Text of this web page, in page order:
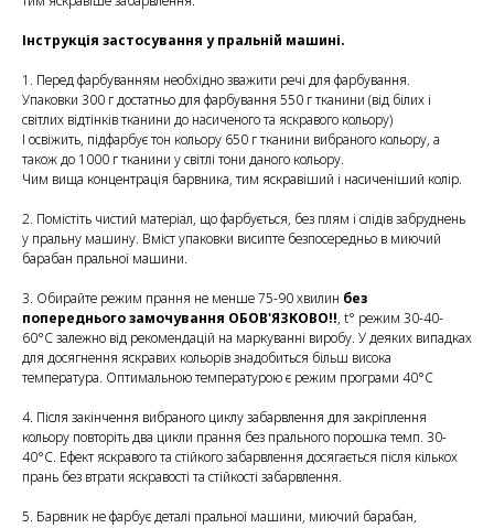
Інструкція застосування у пральній машині.
1. Перед фарбуванням необхідно зважити речі для фарбування.
Упаковки 300 г достатньо для фарбування 550 г тканини (від білих і
світлих відтінків тканини до насиченого та яскравого кольору)
І освіжить, підфарбує тон кольору 650 г тканини вибраного кольору, а
також до 1000 г тканини у світлі тони даного кольору.
Чим вища концентрація барвника, тим яскравіший і насиченіший колір.
2. Помістіть чистий матеріал, що фарбується, без плям і слідів забруднень
у пральну машину. Вміст упаковки висипте безпосередньо в миючий
барабан пральної машини.
3. Обирайте режим прання не менше 75-90 хвилин без
попереднього замочування ОБОВ'ЯЗКОВО!!, t° режим 30-40-
60°С залежно від рекомендацій на маркуванні виробу. У деяких випадках
для досягнення яскравих кольорів знадобиться більш висока
температура. Оптимальною температурою є режим програми 40°С
4. Після закінчення вибраного циклу забарвлення для закріплення
кольору повторіть два цикли прання без прального порошка темп. 30-
40°C. Ефект яскравого та стійкого забарвлення досягається після кількох
прань без втрати яскравості та стійкості забарвлення.
5. Барвник не фарбує деталі пральної машини, миючий барабан,